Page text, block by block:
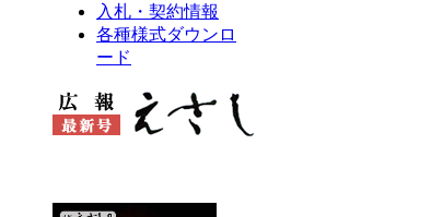
入札・契約情報
各種様式ダウンロ
ード